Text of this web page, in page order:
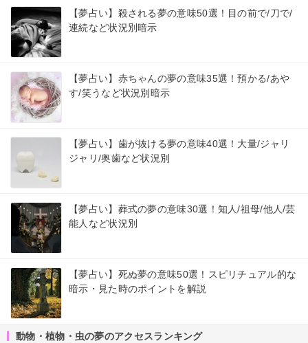
【夢占い】殺される夢の意味50選！目の前で/刀で/
連続など状況別暗示
【夢占い】赤ちゃんの夢の意味35選！預かる/あや
す/笑うなど状況別暗示
【夢占い】歯が抜ける夢の意味40選！大量/ジャリ
ジャリ/奥歯など状況別
【夢占い】葬式の夢の意味30選！知人/祖母/他人/芸
能人など状況別
【夢占い】死ぬ夢の意味50選！スピリチュアル的な
暗示・見た時のポイントを解説
動物・植物・虫の夢のアクセスランキング